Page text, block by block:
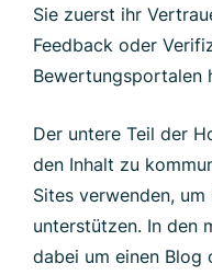
Sie zuerst ihr
Feedback oder
Bewertungsportalen
Der untere Teil der
den Inhalt zu
Sites verwenden,
unterstützen. In den
dabei um einen Blog